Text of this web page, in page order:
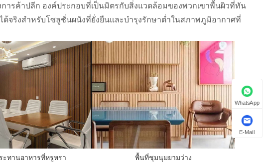
ารค้าปลีก องค์ประกอบที่เป็นมิตรกับสิ่งแวดล้อมของพวกเขาพื้นผิวที่ทัน
ด้จริงสำหรับโซลูชั่นผนังที่ยั่งยืนและบำรุงรักษาต่ำในสภาพภูมิอากาศที่
ทานอาหารที่หรูหรา พื้นที่ชุมนุมยามว่าง
WhatsApp
E-Mail